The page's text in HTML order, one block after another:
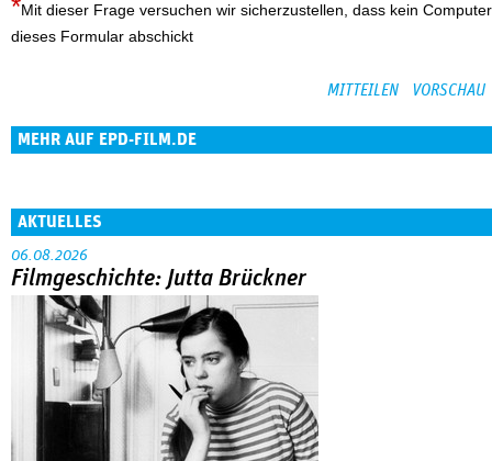
Mit dieser Frage versuchen wir sicherzustellen, dass kein Computer
dieses Formular abschickt
MEHR AUF EPD-FILM.DE
AKTUELLES
06.08.2026
Filmgeschichte: Jutta Brückner